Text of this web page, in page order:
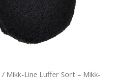
/ Mikk-Line Luffer Sort – Mikk-